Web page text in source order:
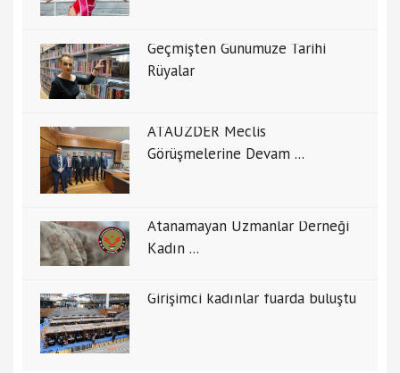
Geçmişten Günümüze Tarihi
Rüyalar
ATAUZDER Meclis
Görüşmelerine Devam ...
Atanamayan Uzmanlar Derneği
Kadın ...
Girişimci kadınlar fuarda buluştu